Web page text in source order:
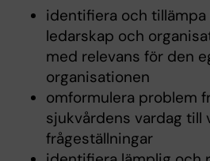
identifiera och
ledarskap och
med relevans för den
organisationen
omformulera problem
sjukvårdens vardag till
frågeställningar